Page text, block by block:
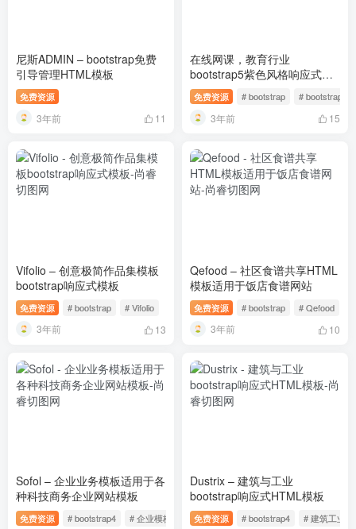
尼斯ADMIN – bootstrap免费
引导管理HTML模板
免费资源
3年前 11
在线网课，教育行业
bootstrap5紫色风格响应式
HTML模板源码
免费资源 # bootstrap # bootstrap5
3年前 15
Vifolio – 创意极简作品集模板
bootstrap响应式模板
免费资源 # bootstrap # Vifolio
3年前 13
Qefood – 社区食谱共享HTML
模板适用于饭店食谱网站
免费资源 # bootstrap # Qefood
3年前 10
Sofol – 企业业务模板适用于各
种科技商务企业网站模板
免费资源 # bootstrap4 # 企业模板 # 商务模板
Dustrix – 建筑与工业
bootstrap响应式HTML模板
免费资源 # bootstrap4 # 建筑工业